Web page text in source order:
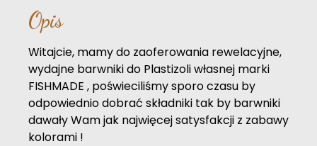
Opis
Witajcie, mamy do zaoferowania rewelacyjne,
wydajne barwniki do Plastizoli własnej marki
FISHMADE , poświeciliśmy sporo czasu by
odpowiednio dobrać składniki tak by barwniki
dawały Wam jak najwięcej satysfakcji z zabawy
kolorami !